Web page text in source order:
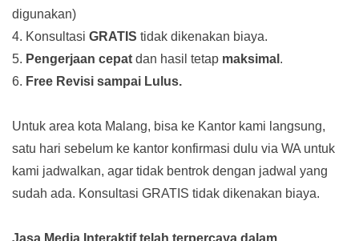
digunakan)
4. Konsultasi GRATIS tidak dikenakan biaya.
5. Pengerjaan cepat dan hasil tetap maksimal .
6. Free Revisi sampai Lulus.
Untuk area kota Malang, bisa ke Kantor kami langsung,
satu hari sebelum ke kantor konfirmasi dulu via WA untuk
kami jadwalkan, agar tidak bentrok dengan jadwal yang
sudah ada. Konsultasi GRATIS tidak dikenakan biaya.